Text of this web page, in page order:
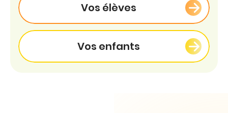
Vos élèves
Vos enfants